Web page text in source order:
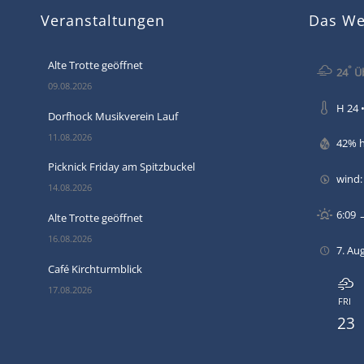
Veranstaltungen
Alte Trotte geöffnet
09.08.2026
Dorfhock Musikverein Lauf
11.08.2026
Picknick Friday am Spitzbuckel
14.08.2026
Alte Trotte geöffnet
16.08.2026
Café Kirchturmblick
17.08.2026
Das
24°
H 24
42%
6:09
7.
FRI
23